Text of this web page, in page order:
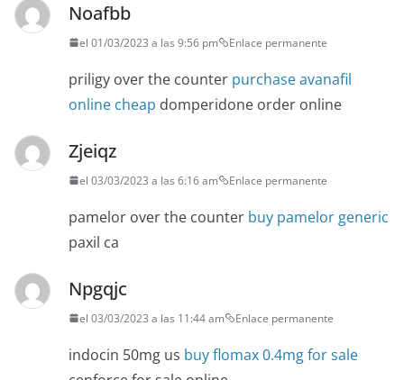
Noafbb
el 01/03/2023 a las 9:56 pm Enlace permanente
priligy over the counter purchase avanafil
online cheap domperidone order online
Zjeiqz
el 03/03/2023 a las 6:16 am Enlace permanente
pamelor over the counter buy pamelor generic
paxil ca
Npgqjc
el 03/03/2023 a las 11:44 am Enlace permanente
indocin 50mg us buy flomax 0.4mg for sale